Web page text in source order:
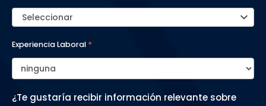
Seleccionar
Experiencia Laboral *
¿Te gustaría recibir información relevante sobre